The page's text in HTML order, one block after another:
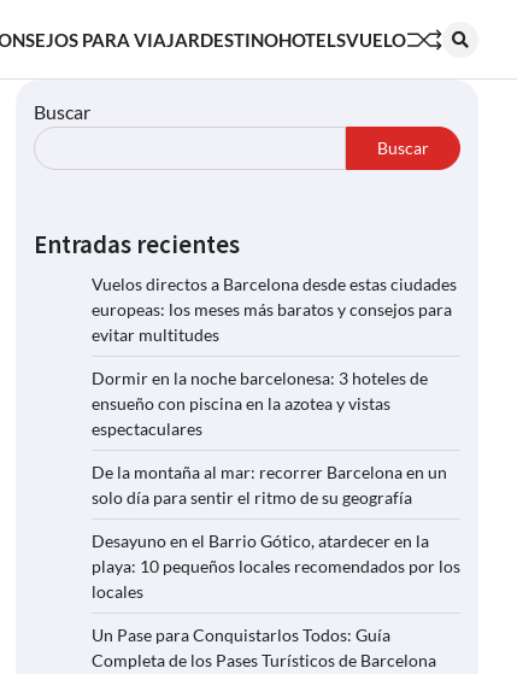
PARA VIAJARDESTINOHOTELSVUELO
Buscar
Buscar
Entradas recientes
Vuelos directos a Barcelona desde estas ciudades
europeas: los meses más baratos y consejos para
evitar multitudes
Dormir en la noche barcelonesa: 3 hoteles de
ensueño con piscina en la azotea y vistas
espectaculares
De la montaña al mar: recorrer Barcelona en un
solo día para sentir el ritmo de su geografía
Desayuno en el Barrio Gótico, atardecer en la
playa: 10 pequeños locales recomendados por los
locales
Un Pase para Conquistarlos Todos: Guía
Completa de los Pases Turísticos de Barcelona